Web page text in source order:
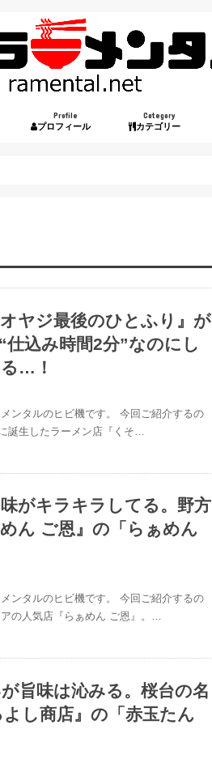
Profile
プロフィール
Category
カテゴリー
ヤジ最後のひとふり』が
仕込み時間2分”なのにし
…！
ンタルのヒビ機です。 今回ご紹介するの
誕生したラーメン店『くそ…
がキラキラしてる。野方
ん ご恩』の「らぁめん
ンタルのヒビ機です。 今回ご紹介するの
の人気店『らぁめん ご恩』。…
旨味は沁みる。桜台の名
し商店』の「赤玉たん